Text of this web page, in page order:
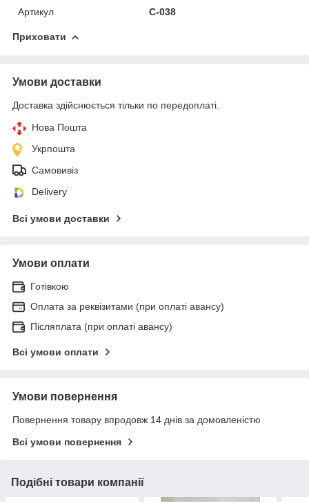
Артикул
С-038
Приховати
Умови доставки
Доставка здійснюється тільки по передоплаті.
Нова Пошта
Укрпошта
Самовивіз
Delivery
Всі умови доставки
Умови оплати
Готівкою
Оплата за реквізитами (при оплаті авансу)
Післяплата (при оплаті авансу)
Всі умови оплати
Умови повернення
Повернення товару впродовж 14 днів за домовленістю
Всі умови повернення
Подібні товари компанії